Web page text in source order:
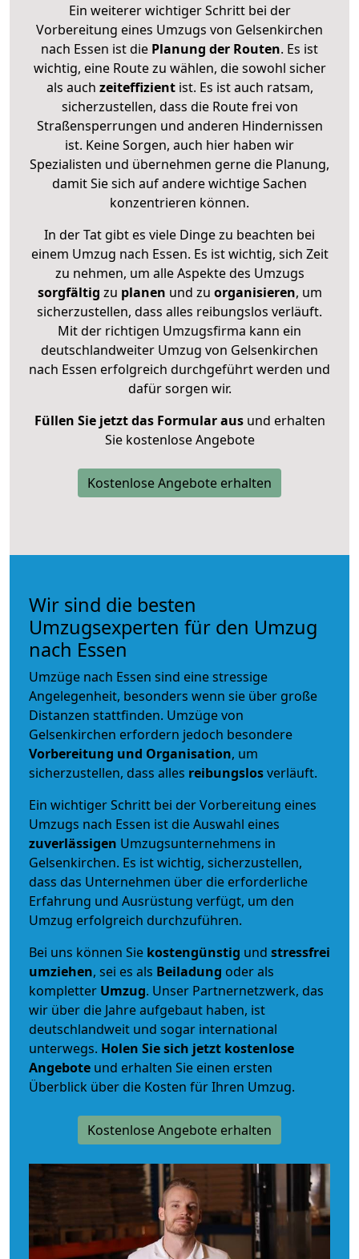
Ein weiterer wichtiger Schritt bei der
Vorbereitung eines Umzugs von Gelsenkirchen
nach Essen ist die Planung der Routen. Es ist
wichtig, eine Route zu wählen, die sowohl sicher
als auch zeiteffizientist. Es ist auch ratsam,
sicherzustellen, dass die Route frei von
Straßensperrungen und anderen Hindernissen
ist. Keine Sorgen, auch hier haben wir
Spezialisten und übernehmen gerne die Planung,
damit Sie sich auf andere wichtige Sachen
konzentrieren können.
In der Tat gibt es viele Dinge zu beachten bei
einem Umzug nach Essen. Es ist wichtig, sich Zeit
zu nehmen, um alle Aspekte des Umzugs
sorgfältig zu planen und zu organisieren, um
sicherzustellen, dass alles reibungslos verläuft.
Mit der richtigen Umzugsfirma kann ein
deutschlandweiter Umzug von Gelsenkirchen
nach Essen erfolgreich durchgeführt werden und
dafür sorgen wir.
Füllen Sie jetzt das Formular ausund erhalten
Sie kostenlose Angebote
Kostenlose Angebote erhalten
Wir sind die besten
Umzugsexperten für den Umzug
nach Essen
Umzüge nach Essen sind eine stressige
Angelegenheit, besonders wenn sie über große
Distanzen stattfinden. Umzüge von
Gelsenkirchen erfordern jedoch besondere
Vorbereitung und Organisation, um
sicherzustellen, dass alles reibungslosverläuft.
Ein wichtiger Schritt bei der Vorbereitung eines
Umzugs nach Essen ist die Auswahl eines
zuverlässigen Umzugsunternehmens in
Gelsenkirchen. Es ist wichtig, sicherzustellen,
dass das Unternehmen über die erforderliche
Erfahrung und Ausrüstung verfügt, um den
Umzug erfolgreich durchzuführen.
Bei uns können Sie kostengünstig und stressfrei
umziehen, sei es als Beiladung oder als
kompletter Umzug. Unser Partnernetzwerk, das
wir über die Jahre aufgebaut haben, ist
deutschlandweit und sogar international
unterwegs. Holen Sie sich jetzt kostenlose
Angebote und erhalten Sie einen ersten
Überblick über die Kosten für Ihren Umzug.
Kostenlose Angebote erhalten